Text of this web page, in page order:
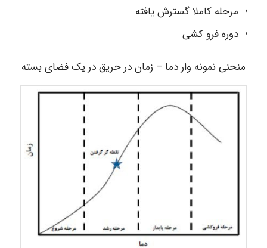
مرحله کاملا گسترش یافته
دوره فرو کشی
منحنی نمونه وار دما – زمان در حریق در یک فضای بسته